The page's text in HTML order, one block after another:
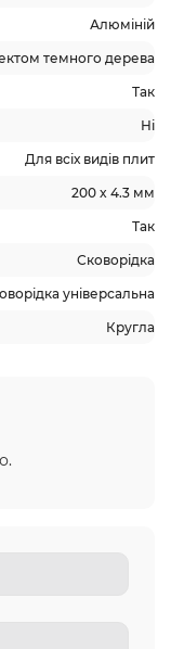
Алюміній
темного дерева
Так
Ні
Для всіх видів плит
200 x 4.3 мм
Так
Сковорідка
універсальна
Кругла